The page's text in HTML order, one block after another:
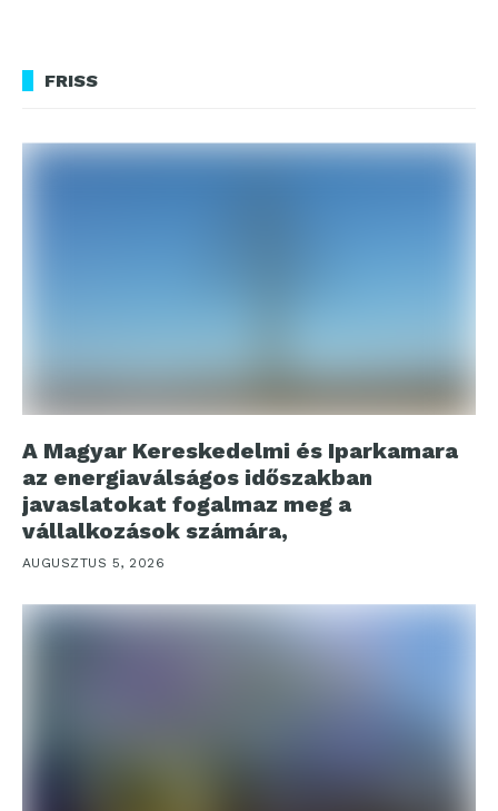
FRISS
A Magyar Kereskedelmi és Iparkamara
az energiaválságos időszakban
javaslatokat fogalmaz meg a
vállalkozások számára,
AUGUSZTUS 5, 2026